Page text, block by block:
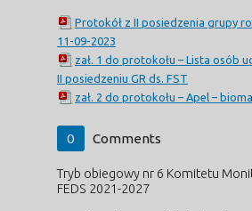
Protokół z II posiedzenia grupy
11-09-2023
zał. 1 do protokołu – Lista osób
II posiedzeniu GR ds. FST
zał. 2 do protokołu – Apel –
0 Comments
Tryb obiegowy nr 6 Komitetu
FEDS 2021-2027